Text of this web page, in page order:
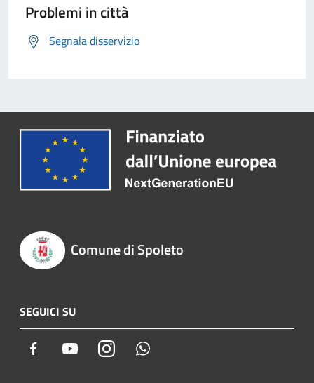
Problemi in città
Segnala disservizio
Comune di Spoleto
SEGUICI SU
Facebook YoutubeInstagram